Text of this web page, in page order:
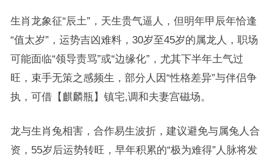
生肖龙象征“辰土”，天生贵气逼人，但明年甲辰年恰逢
“值太岁”，运势吉凶难料，30岁至45岁的属龙人，职场
可能面临“领导责骂”或“边缘化”，尤其下半年土气过
旺，束手无策之感频生，部分人因“性格差异”与伴侣争
执，可借【麒麟瓶】镇宅,调和夫妻宫磁场。
龙与生肖兔相害，合作易生波折，建议避免与属兔人合
资，55岁后运势转旺，早年积累的“极为难得”人脉将发